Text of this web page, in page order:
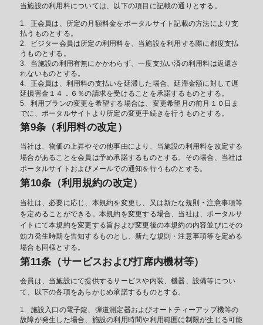
当施設の利用料については、以下の項目に記載の通りとする。
正会員は、所定の月額料金をポータルサイト記載の方法により支
払うものとする。
ビジター会員は所定の利用料を、当施設を利用する際に都度支払
うものとする。
当施設の利用有無にかかわらず、一度支払い済の利用料は返還さ
れないものとする。
正会員は、利用料の支払いを延滞した場合、延滞金額に対して遅
延損害金１４．６％の請求を受けることを承諾するものとする。
利用プランの変更を希望する場合は、変更希望月の前月１０日ま
でに、ポータルサイトより所定の変更手続きを行うものとする。
第9条（利用料の改定）
当社は、物価の上昇やその他事由により、当施設の利用料を改定する
場合があることを会員は予め承諾するものとする。その場合、当社は
ポータルサイトおよびメールでの通知を行うものとする。
第10条（利用規約の改定）
当社は、必要に応じ、本規約を変更し、又は新たな規則・注意事項等
を定めることができる。本規約を変更する場合、当社は、ポータルサ
イトにて本規約を変更する旨および変更後の本規約の内容並びにその
効力発生時期を告知するものとし、新たな規則・注意事項等を定める
場合も同様とする。
第11条（サービスおよび打席内機材等）
会員は、当施設にて提供するサービスや内装、機器、設備等につい
て、以下の各項をあらかじめ承諾するものとする。
施設入口の電子錠、弾道測定器およびオートティーアップ機等の
故障が発生した場合、施設の利用時間や利用範囲に制限が生じる可能